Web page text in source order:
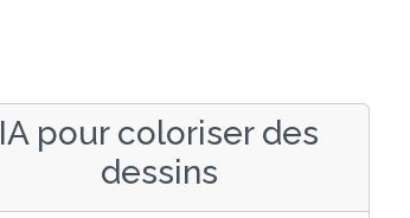
IA pour coloriser des
dessins